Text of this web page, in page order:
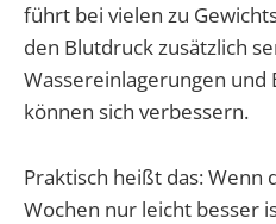
führt bei vielen zu
den Blutdruck zusätzlich
Wassereinlagerungen und
können sich verbessern.
Praktisch heißt das: Wenn
Wochen nur leicht besser